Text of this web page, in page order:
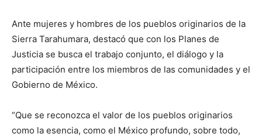
Ante mujeres y hombres de los pueblos originarios de la
Sierra Tarahumara, destacó que con los Planes de
Justicia se busca el trabajo conjunto, el diálogo y la
participación entre los miembros de las comunidades y el
Gobierno de México.
“Que se reconozca el valor de los pueblos originarios
como la esencia, como el México profundo, sobre todo,